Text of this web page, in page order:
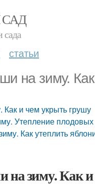
сада
статьи
на зиму.
и чем укрыть грушу
Утепление
Как утеплить
на зиму. Как